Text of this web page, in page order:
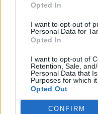
Opted In
I want to opt-out of
Personal Data for
Opted In
I want to opt-out of
Retention, Sale,
Personal Data that
Purposes for which it
Opted Out
CONFIRM
jednadvacetiletého mladíka
s přečinem výtržnictví, za což